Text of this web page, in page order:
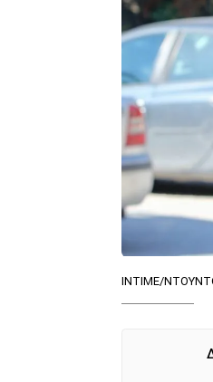
ΙΝΤΙΜΕ/